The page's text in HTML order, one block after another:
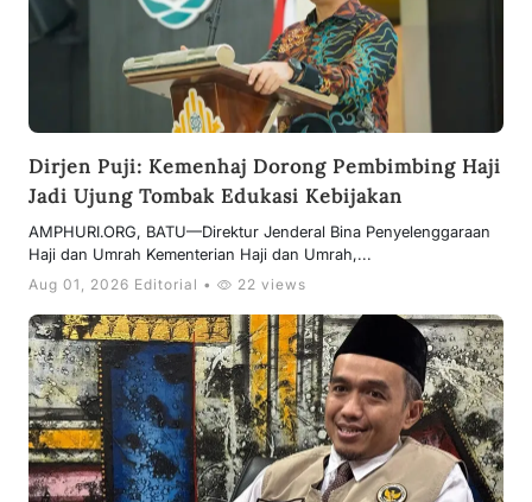
Dirjen Puji: Kemenhaj Dorong Pembimbing Haji
Jadi Ujung Tombak Edukasi Kebijakan
AMPHURI.ORG, BATU—Direktur Jenderal Bina Penyelenggaraan
Haji dan Umrah Kementerian Haji dan Umrah,...
Aug 01, 2026 Editorial • 22 views